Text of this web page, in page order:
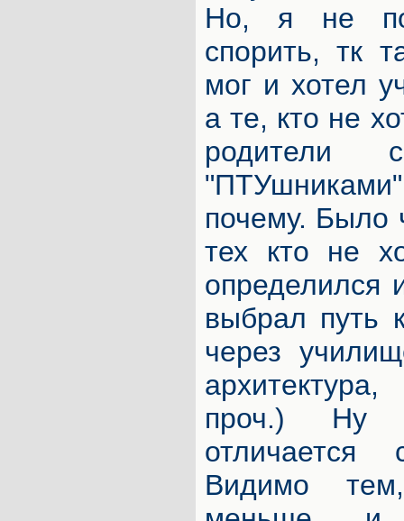
Но, я не
спорить, тк
мог и хотел
а те, кто не
родители
почему. Было
тех кто не
определился
выбрал путь
через
проч.) Ну
Видимо